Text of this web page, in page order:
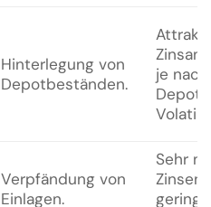
Hinterlegung von
Depotbeständen.
je nach
Verpfändung von
Einlagen.
Sehr
Zinsen